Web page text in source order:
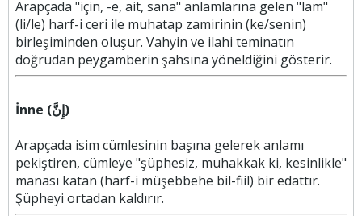
Arapçada "için, -e, ait, sana" anlamlarına gelen "lam"
(li/le) harf-i ceri ile muhatap zamirinin (ke/senin)
birleşiminden oluşur. Vahyin ve ilahi teminatın
doğrudan peygamberin şahsına yöneldiğini gösterir.
İnne (إِنَّ)
Arapçada isim cümlesinin başına gelerek anlamı
pekiştiren, cümleye "şüphesiz, muhakkak ki, kesinlikle"
manası katan (harf-i müşebbehe bil-fiil) bir edattır.
Şüpheyi ortadan kaldırır.